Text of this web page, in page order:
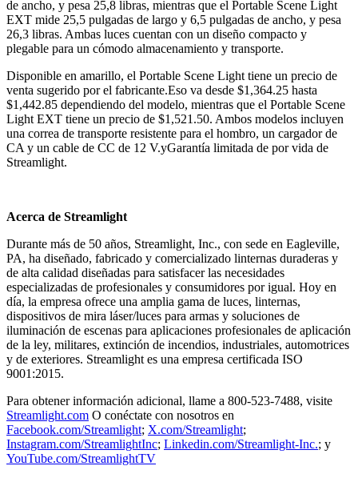
de ancho, y pesa 25,8 libras, mientras que el Portable Scene Light
EXT mide 25,5 pulgadas de largo y 6,5 pulgadas de ancho, y pesa
26,3 libras. Ambas luces cuentan con un diseño compacto y
plegable para un cómodo almacenamiento y transporte.
Disponible en amarillo, el Portable Scene Light tiene un precio de
venta sugerido por el fabricante.Eso va desde $1,364.25 hasta
$1,442.85 dependiendo del modelo, mientras que el Portable Scene
Light EXT tiene un precio de $1,521.50. Ambos modelos incluyen
una correa de transporte resistente para el hombro, un cargador de
CA y un cable de CC de 12 V.yGarantía limitada de por vida de
Streamlight.
Acerca de Streamlight
Durante más de 50 años, Streamlight, Inc., con sede en Eagleville,
PA, ha diseñado, fabricado y comercializado linternas duraderas y
de alta calidad diseñadas para satisfacer las necesidades
especializadas de profesionales y consumidores por igual. Hoy en
día, la empresa ofrece una amplia gama de luces, linternas,
dispositivos de mira láser/luces para armas y soluciones de
iluminación de escenas para aplicaciones profesionales de aplicación
de la ley, militares, extinción de incendios, industriales, automotrices
y de exteriores. Streamlight es una empresa certificada ISO
9001:2015.
Para obtener información adicional, llame a 800-523-7488, visite
Streamlight.com O conéctate con nosotros en
Facebook.com/Streamlight; X.com/Streamlight;
Instagram.com/StreamlightInc; Linkedin.com/Streamlight-Inc.; y
YouTube.com/StreamlightTV